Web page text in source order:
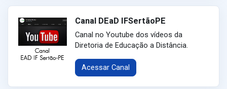
Canal DEaD IFSertãoPE
Canal no Youtube dos vídeos da
Diretoria de Educação a Distância.
Acessar Canal